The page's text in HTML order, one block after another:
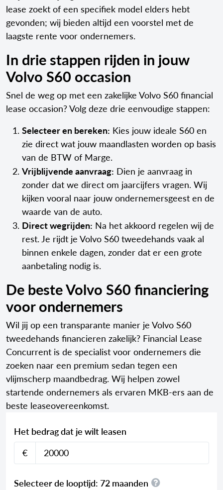
lease zoekt of een specifiek model elders hebt
gevonden; wij bieden altijd een voorstel met de
laagste rente voor ondernemers.
In drie stappen rijden in jouw
Volvo S60 occasion
Snel de weg op met een zakelijke Volvo S60 financial
lease occasion? Volg deze drie eenvoudige stappen:
Selecteer en bereken: Kies jouw ideale S60 en
zie direct wat jouw maandlasten worden op basis
van de BTW of Marge.
Vrijblijvende aanvraag: Dien je aanvraag in
zonder dat we direct om jaarcijfers vragen. Wij
kijken vooral naar jouw ondernemersgeest en de
waarde van de auto.
Direct wegrijden: Na het akkoord regelen wij de
rest. Je rijdt je Volvo S60 tweedehands vaak al
binnen enkele dagen, zonder dat er een grote
aanbetaling nodig is.
De beste Volvo S60 financiering
voor ondernemers
Wil jij op een transparante manier je Volvo S60
tweedehands financieren zakelijk? Financial Lease
Concurrent is de specialist voor ondernemers die
zoeken naar een premium sedan tegen een
vlijmscherp maandbedrag. Wij helpen zowel
startende ondernemers als ervaren MKB-ers aan de
beste leaseovereenkomst.
Het bedrag dat je wilt leasen
€
Selecteer de looptijd: 72 maanden